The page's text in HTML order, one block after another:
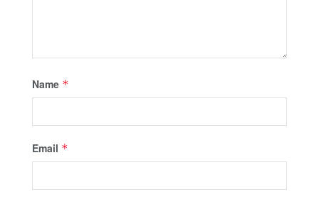
Name *
Email *